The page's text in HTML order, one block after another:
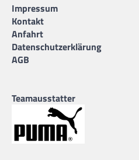
Impressum
Kontakt
Anfahrt
Datenschutzerklärung
AGB
Teamausstatter